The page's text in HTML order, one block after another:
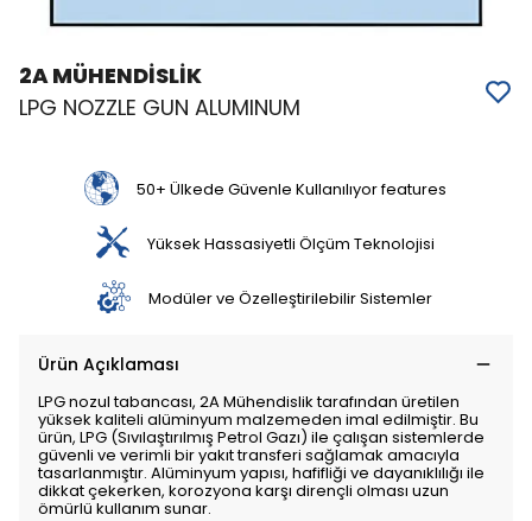
2A MÜHENDİSLİK
LPG NOZZLE GUN ALUMINUM
50+ Ülkede Güvenle Kullanılıyor features
Yüksek Hassasiyetli Ölçüm Teknolojisi
Modüler ve Özelleştirilebilir Sistemler
Ürün Açıklaması
LPG nozul tabancası, 2A Mühendislik tarafından üretilen
yüksek kaliteli alüminyum malzemeden imal edilmiştir. Bu
ürün, LPG (Sıvılaştırılmış Petrol Gazı) ile çalışan sistemlerde
güvenli ve verimli bir yakıt transferi sağlamak amacıyla
tasarlanmıştır. Alüminyum yapısı, hafifliği ve dayanıklılığı ile
dikkat çekerken, korozyona karşı dirençli olması uzun
ömürlü kullanım sunar.